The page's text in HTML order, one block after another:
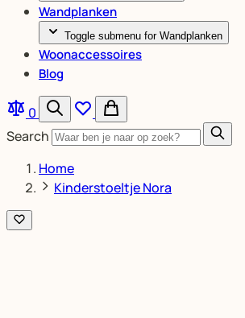
Wandplanken
Toggle submenu for Wandplanken
Woonaccessoires
Blog
0
Search
Home
Kinderstoeltje Nora